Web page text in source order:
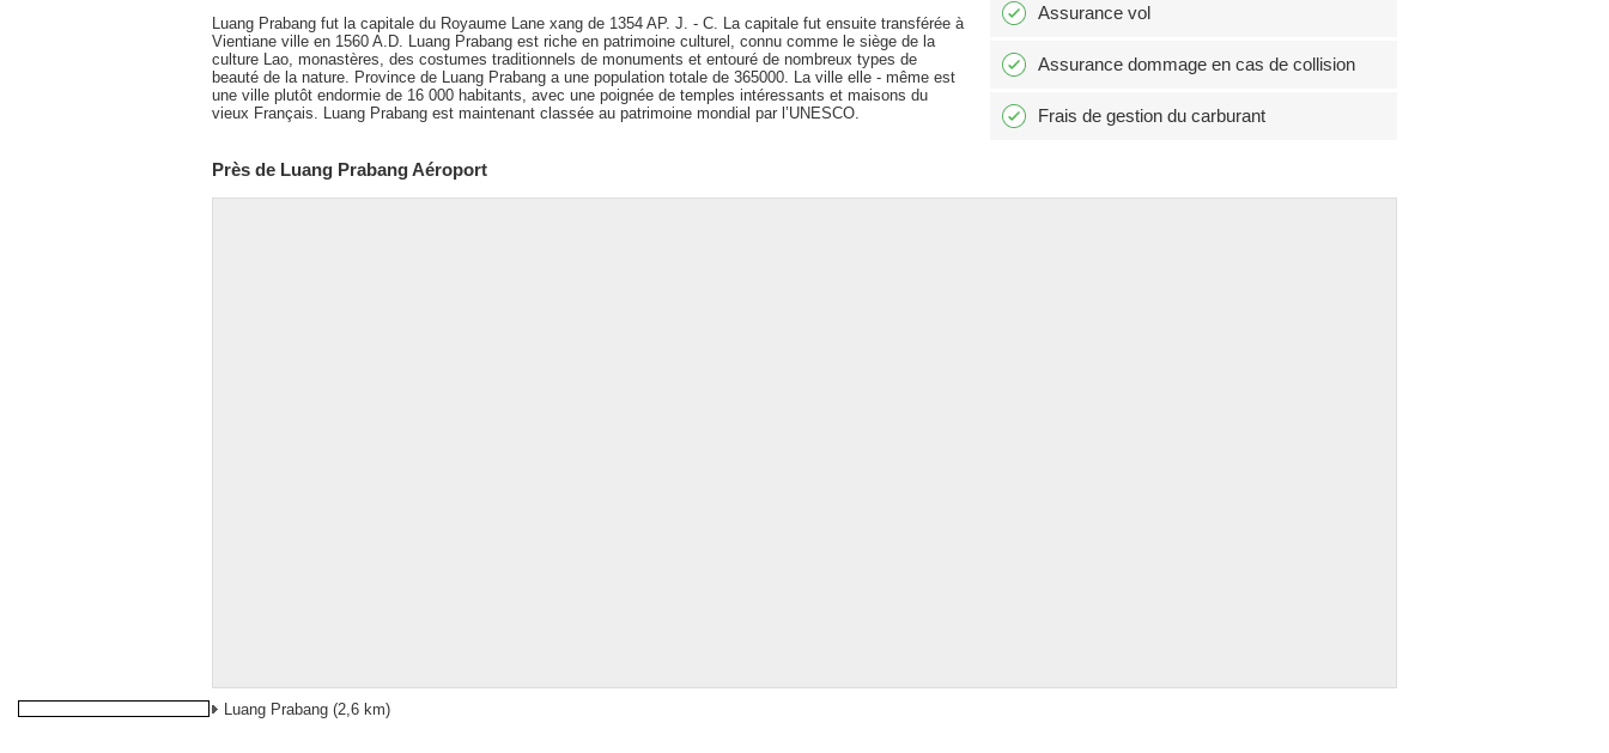
Luang Prabang fut la capitale du Royaume Lane xang de 1354 AP. J. - C. La capitale fut ensuite transférée à
Vientiane ville en 1560 A.D. Luang Prabang est riche en patrimoine culturel, connu comme le siège de la
culture Lao, monastères, des costumes traditionnels de monuments et entouré de nombreux types de
beauté de la nature. Province de Luang Prabang a une population totale de 365000. La ville elle - même est
une ville plutôt endormie de 16 000 habitants, avec une poignée de temples intéressants et maisons du
vieux Français. Luang Prabang est maintenant classée au patrimoine mondial par l’UNESCO.
Assurance vol
Assurance dommage en cas de collision
Frais de gestion du carburant
Près de Luang Prabang Aéroport
Luang Prabang (2,6 km)